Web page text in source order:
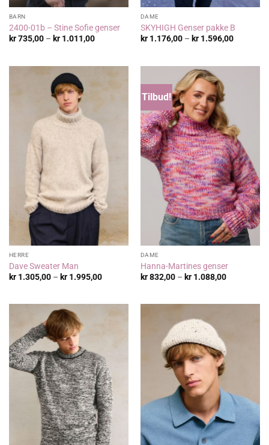
BARN
2400-01b – Stine Sofie genser
kr735,00 – kr1.011,00Prisområde:
DAME
SKYHIGH Genser pakke B
kr1.176,00 – kr1.596,00
HERRE
Dave Sweater Man
kr1.305,00 – kr1.995,00Prisområde:
Tilbud!
DAME
Hanna-Martines genser
kr832,00 – kr1.088,00